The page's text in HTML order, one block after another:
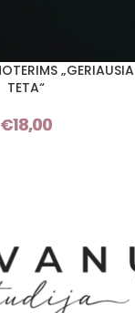
„GERIAUSIA
TETA“
€18,00